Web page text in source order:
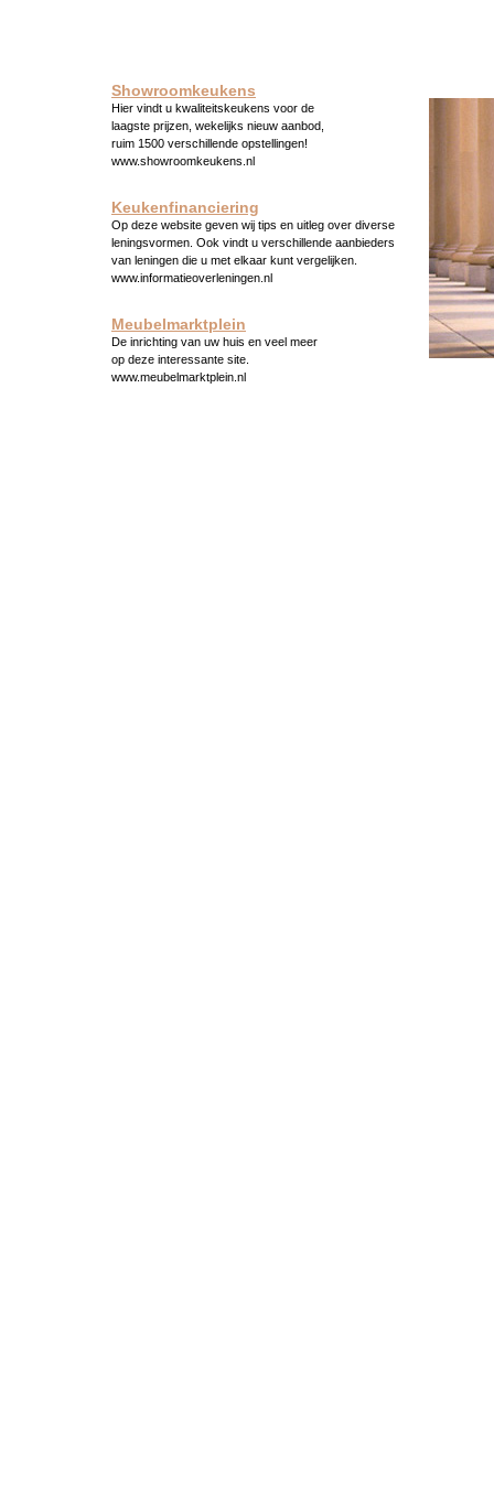
Showroomkeukens
Hier vindt u kwaliteitskeukens voor de
laagste prijzen, wekelijks nieuw aanbod,
ruim 1500 verschillende opstellingen!
www.showroomkeukens.nl
Keukenfinanciering
Op deze website geven wij tips en uitleg over diverse
leningsvormen. Ook vindt u verschillende aanbieders
van leningen die u met elkaar kunt vergelijken.
www.informatieoverleningen.nl
Meubelmarktplein
De inrichting van uw huis en veel meer
op deze interessante site.
www.meubelmarktplein.nl